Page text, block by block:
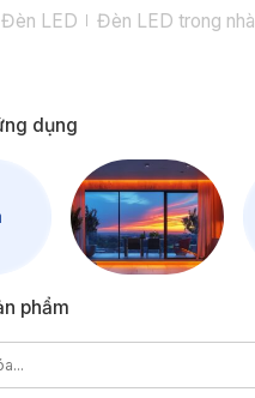
Đèn LED Đèn LED trong nhà
dụng
phẩm